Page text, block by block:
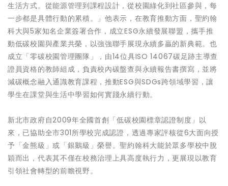
生活方式。從能源管理到課程設計，從校園綠化到社區參與，每
一步都是具體行動的累積。」他表示，在教育推動方面，聖約翰
科大與5家知名企業簽署合作，成立ESG永續發展聯盟，攜手推
動低碳校園與產業共榮，以強強聯手展現永續多贏的新典範。也
成立「零碳校園管理團隊」，由14位具ISO 14067碳足跡主導查
證員資格的教師組成，負責校內碳盤查與永續報告書撰寫，並將
減碳概念融入通識教育課程，推動ESG與SDGs跨領域學習，讓
學生在課堂與生活中學習如何實踐永續行動。
新北市政府自2009年全國首創「低碳校園標章認證制度」以
來，已協助全市301所學校完成認證，透過專家評核從6大面向授
予「金熊級」或「銀鵝級」榮譽。聖約翰科大能於眾多學校中脫
穎而出，代表其不僅在校務治理上具高度執行力，更展現以教育
引領社會轉型的前瞻視野。